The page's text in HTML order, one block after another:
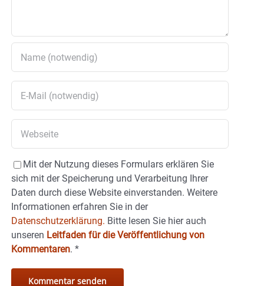
Mit der Nutzung dieses Formulars erklären Sie
sich mit der Speicherung und Verarbeitung Ihrer
Daten durch diese Website einverstanden. Weitere
Informationen erfahren Sie in der
Datenschutzerklärung. Bitte lesen Sie hier auch
unseren Leitfaden für die Veröffentlichung von
Kommentaren. *